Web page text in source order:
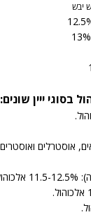
יבש
בסוגי ייין שונים: